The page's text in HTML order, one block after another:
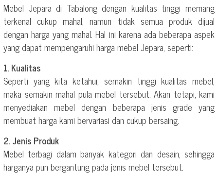
Mebel Jepara di Tabalong dengan kualitas tinggi memang
terkenal cukup mahal, namun tidak semua produk dijual
dengan harga yang mahal. Hal ini karena ada beberapa aspek
yang dapat mempengaruhi harga mebel Jepara, seperti:
1. Kualitas
Seperti yang kita ketahui, semakin tinggi kualitas mebel,
maka semakin mahal pula mebel tersebut. Akan tetapi, kami
menyediakan mebel dengan beberapa jenis grade yang
membuat harga kami bervariasi dan cukup bersaing.
2. Jenis Produk
Mebel terbagi dalam banyak kategori dan desain, sehingga
harganya pun bergantung pada jenis mebel tersebut.